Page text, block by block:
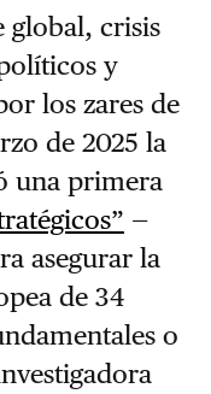
global, crisis
y
los zares de
de 2025 la
una primera
—
asegurar la
de 34
o